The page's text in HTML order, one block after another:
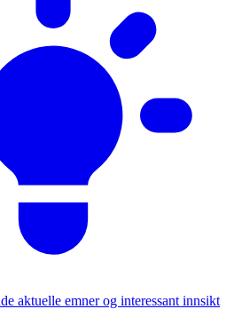
aktuelle emner og interessant innsikt